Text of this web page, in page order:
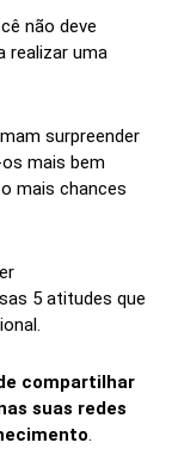
não deve
realizar uma
surpreender
mais bem
mais chances
5 atitudes que
compartilhar
suas redes
.